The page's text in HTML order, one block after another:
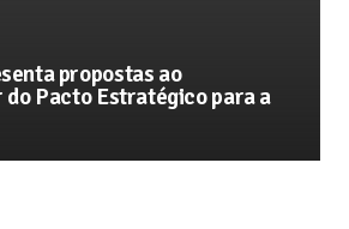
propostas ao
do Pacto Estratégico para a